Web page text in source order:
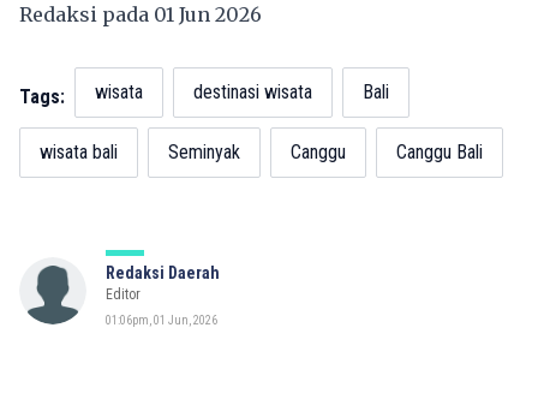
Redaksi pada 01 Jun 2026
Tags: wisata destinasi wisata Bali
wisata bali Seminyak Canggu Canggu Bali
Redaksi Daerah
Editor
01:06pm, 01 Jun, 2026